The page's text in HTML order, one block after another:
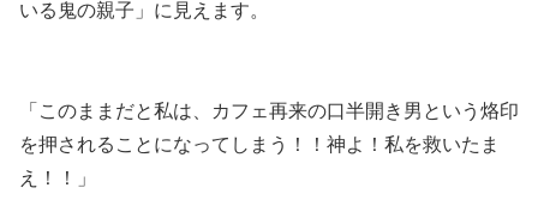
いる鬼の親子」に見えます。
「このままだと私は、カフェ再来の口半開き男という烙印
を押されることになってしまう！！神よ！私を救いたま
え！！」